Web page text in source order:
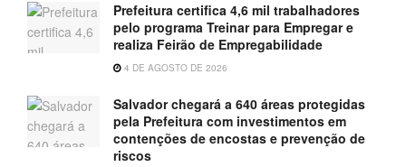
Prefeitura certifica 4,6 mil trabalhadores
pelo programa Treinar para Empregar e
realiza Feirão de Empregabilidade
4 DE AGOSTO DE 2026
Salvador chegará a 640 áreas protegidas
pela Prefeitura com investimentos em
contenções de encostas e prevenção de
riscos